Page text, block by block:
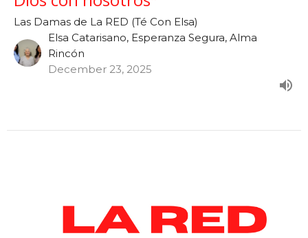
Las Damas de La RED (Té Con Elsa)
Elsa Catarisano, Esperanza Segura, Alma
Rincón
December 23, 2025